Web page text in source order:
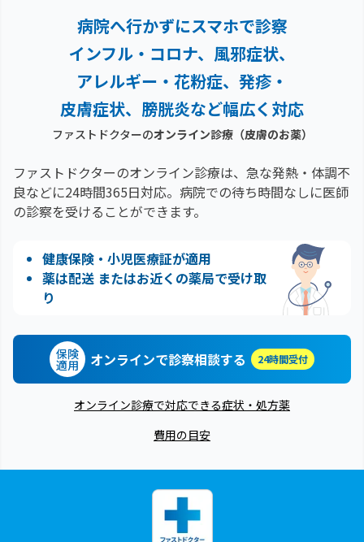
病院へ行かずにスマホで診察
インフル・コロナ、風邪症状、
アレルギー・花粉症、 発疹・
皮膚症状、膀胱炎など幅広く対応
ファストドクターのオンライン診療（皮膚のお薬）
ファストドクターのオンライン診療は、急な発熱・体調不
良などに24時間365日対応。 病院での待ち時間なしに医師
の診察を受けることができます。
健康保険・小児医療証が適用
薬は配送 またはお近くの薬局で受け取
り
保険
適用 オンラインで診察相談する 24時間受付
オンライン診療で対応できる症状・処方薬
費用の目安